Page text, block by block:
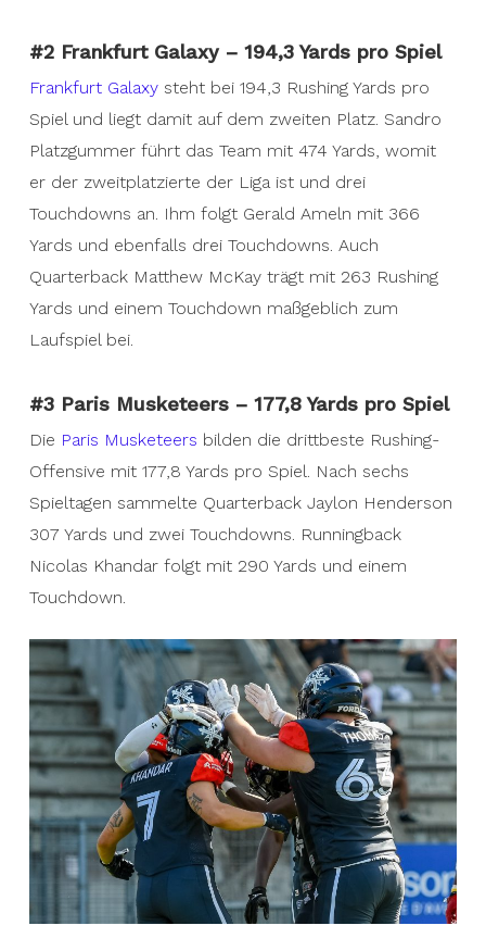
#2 Frankfurt Galaxy – 194,3 Yards pro Spiel
Frankfurt Galaxysteht bei 194,3 Rushing Yards pro
Spiel und liegt damit auf dem zweiten Platz. Sandro
Platzgummer führt das Team mit 474 Yards, womit
er der zweitplatzierte der Liga ist und drei
Touchdowns an. Ihm folgt Gerald Ameln mit 366
Yards und ebenfalls drei Touchdowns. Auch
Quarterback Matthew McKay trägt mit 263 Rushing
Yards und einem Touchdown maßgeblich zum
Laufspiel bei.
#3 Paris Musketeers – 177,8 Yards pro Spiel
Die Paris Musketeers bilden die drittbeste Rushing-
Offensive mit 177,8 Yards pro Spiel. Nach sechs
Spieltagen sammelte Quarterback Jaylon Henderson
307 Yards und zwei Touchdowns. Runningback
Nicolas Khandar folgt mit 290 Yards und einem
Touchdown.